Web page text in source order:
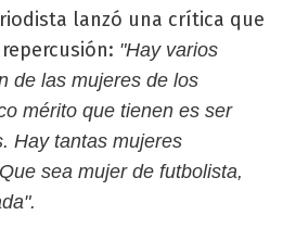
lanzó una crítica que
"Hay varios
de las mujeres de los
mérito que tienen es ser
Hay tantas mujeres
sea mujer de futbolista,